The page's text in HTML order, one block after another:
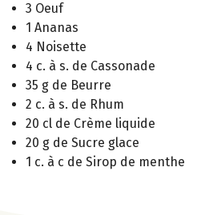
3 Oeuf
1 Ananas
4 Noisette
4 c. à s. de Cassonade
35 g de Beurre
2 c. à s. de Rhum
20 cl de Crème liquide
20 g de Sucre glace
1 c. à c de Sirop de menthe